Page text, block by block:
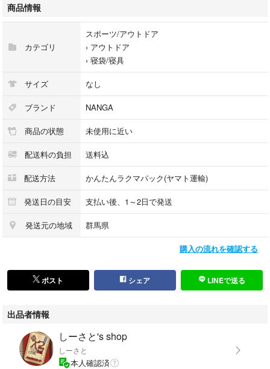
生地
裏地:10dnリサイクルナイロン
内部構造
上面:ボックスキルト構造
下面:シングルキルト構造
リサイクルダウン（上面）
プリマロフトエコ（下面）
※下面頭側のみプリマロフトを使用しており、足元はリサイクルダウンを
封入しております。
自然環境に配慮したリサイクル素材の研究の成果が「Eco-Bag」
回収、再洗浄して生まれ変わったダウンをはじめ、生地には紡績する段階
で出た廃材をリユースして織り上げたリサイクルナイロンを採用した自然
環境に優しいスリーピングバッグ。
購入したものの使用機会がなく未使用のまま保管しておりました。
用に近い”とさせていただいております。
よろしくお願いします。
ブランド:NANGA ナンガ
商品情報
カテゴリ
スポーツ/アウトドア
› アウトドア
› 寝袋/寝具
サイズ なし
ブランド NANGA
商品の状態 未使用に近い
配送料の負担 送料込
配送方法 かんたんラクマパック(ヤマト運輸)
発送日の目安 支払い後、1～2日で発送
発送元の地域 群馬県
購入の流れを確認する
ポスト シェア LINEで送る
出品者情報
しーさと's shop
しーさと
本人確認済